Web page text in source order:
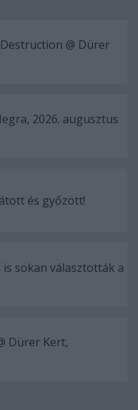
@ Dürer
2026. augusztus
és győzött!
is sokan választották a
Dürer Kert,